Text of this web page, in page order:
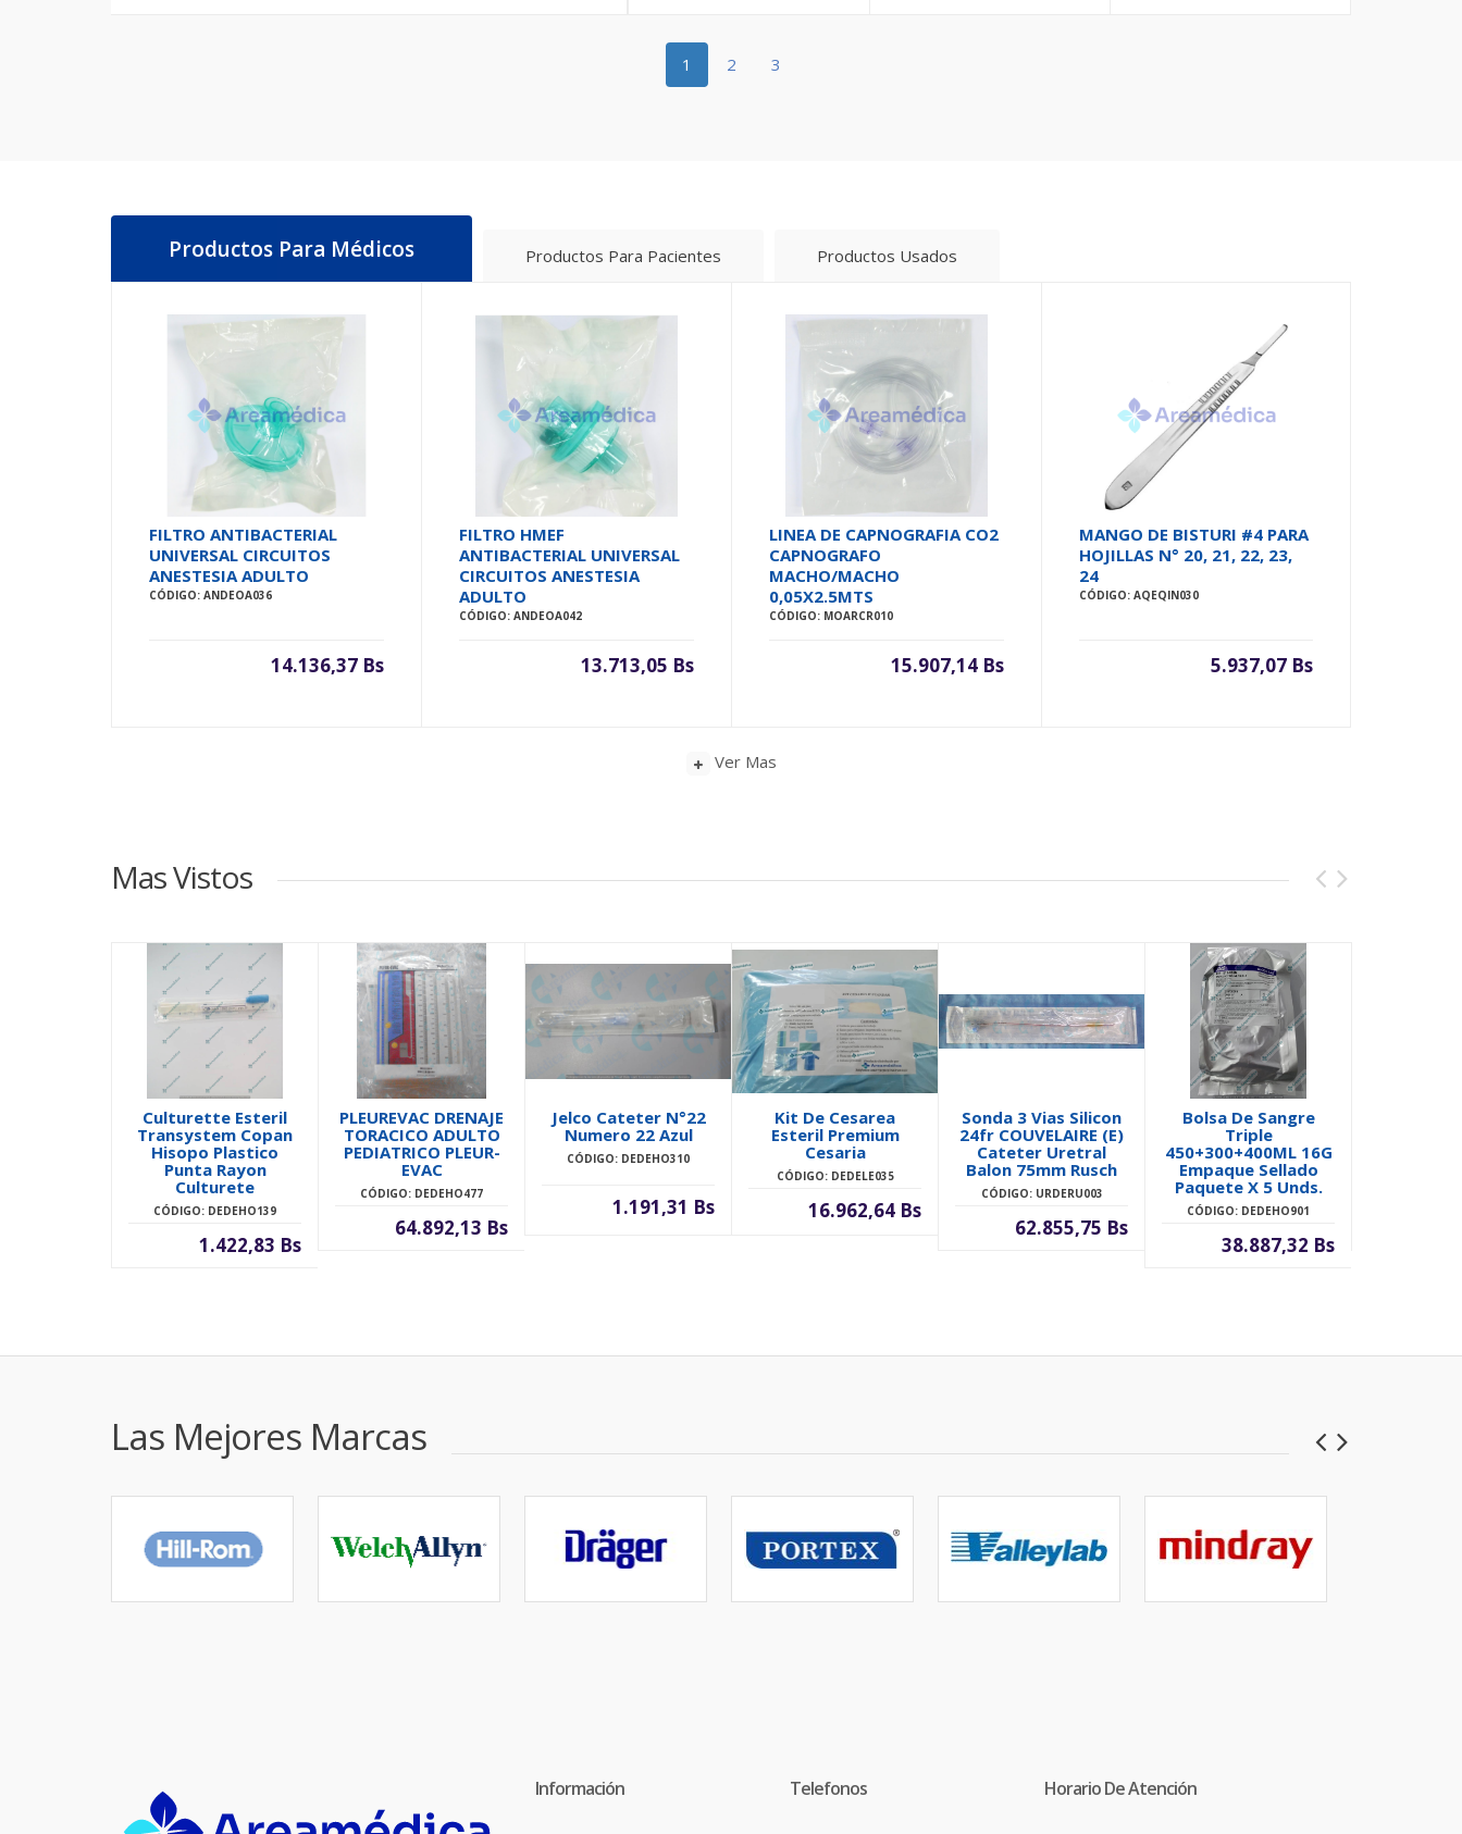
1 2 3
Productos Para Médicos Productos Para Pacientes Productos Usados
FILTRO ANTIBACTERIAL
UNIVERSAL CIRCUITOS
ANESTESIA ADULTO
CÓDIGO: ANDEOA036
14.136,37 Bs
FILTRO HMEF
ANTIBACTERIAL UNIVERSAL
CIRCUITOS ANESTESIA
ADULTO
CÓDIGO: ANDEOA042
13.713,05 Bs
LINEA DE CAPNOGRAFIA CO2
CAPNOGRAFO
MACHO/MACHO
0,05X2.5MTS
CÓDIGO: MOARCR010
15.907,14 Bs
MANGO DE BISTURI #4 PARA
HOJILLAS N° 20, 21, 22, 23,
24
CÓDIGO: AQEQIN030
5.937,07 Bs
Ver Mas
Mas Vistos
Culturette Esteril
Transystem Copan
Hisopo Plastico
Punta Rayon
Culturete
CÓDIGO: DEDEHO139
1.422,83 Bs
PLEUREVAC DRENAJE
TORACICO ADULTO
PEDIATRICO PLEUR-
EVAC
CÓDIGO: DEDEHO477
64.892,13 Bs
Jelco Cateter N°22
Numero 22 Azul
CÓDIGO: DEDEHO310
1.191,31 Bs
Kit De Cesarea
Esteril Premium
Cesaria
CÓDIGO: DEDELE035
16.962,64 Bs
Sonda 3 Vias Silicon
24fr COUVELAIRE (E)
Cateter Uretral
Balon 75mm Rusch
CÓDIGO: URDERU003
62.855,75 Bs
Bolsa De Sangre
Triple
450+300+400ML 16G
Empaque Sellado
Paquete X 5 Unds.
CÓDIGO: DEDEHO901
38.887,32 Bs
Las Mejores Marcas
Información Telefonos Horario De Atención